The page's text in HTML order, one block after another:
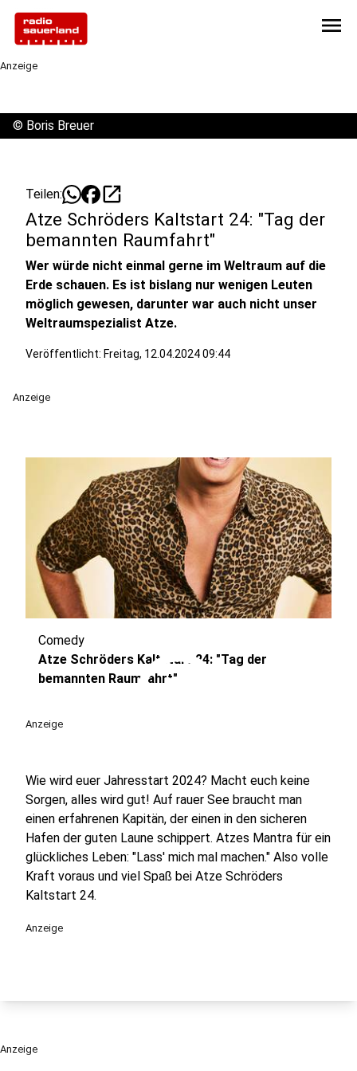
menu
Anzeige
© Boris Breuer
Teilen: open_in_new
Atze Schröders Kaltstart 24: "Tag der
bemannten Raumfahrt"
Wer würde nicht einmal gerne im Weltraum auf die
Erde schauen. Es ist bislang nur wenigen Leuten
möglich gewesen, darunter war auch nicht unser
Weltraumspezialist Atze.
Veröffentlicht: Freitag, 12.04.2024 09:44
Anzeige
play_circle
Comedy
Atze Schröders Kaltstart 24: "Tag der
bemannten Raumfahrt"
Anzeige
Wie wird euer Jahresstart 2024? Macht euch keine
Sorgen, alles wird gut! Auf rauer See braucht man
einen erfahrenen Kapitän, der einen in den sicheren
Hafen der guten Laune schippert. Atzes Mantra für ein
glückliches Leben: "Lass' mich mal machen." Also volle
Kraft voraus und viel Spaß bei Atze Schröders
Kaltstart 24.
Anzeige
Anzeige